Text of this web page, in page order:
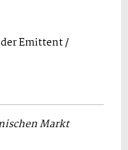
Emittent /
Markt